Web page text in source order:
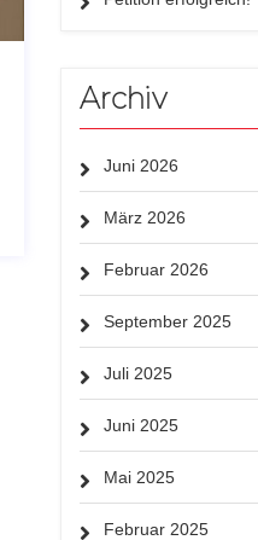
Archiv
Juni 2026
März 2026
Februar 2026
September 2025
Juli 2025
Juni 2025
Mai 2025
Februar 2025